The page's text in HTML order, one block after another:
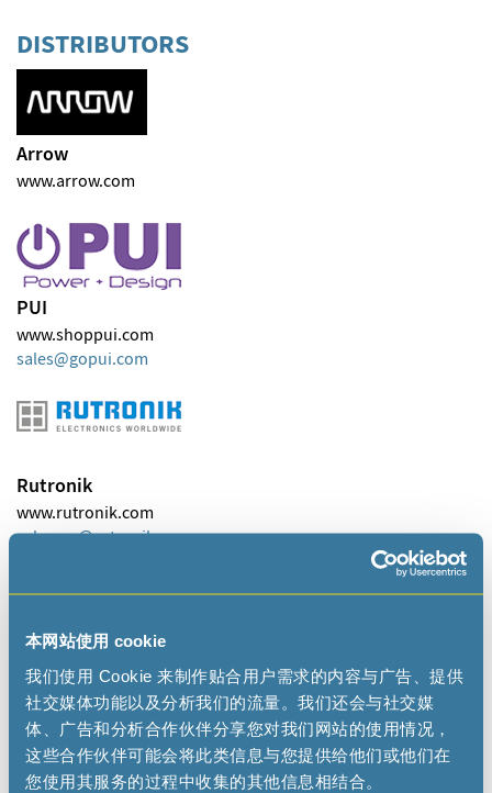
本网站使用 cookie
我们使用 Cookie 来制作贴合用户需求的内容与广告、提供
社交媒体功能以及分析我们的流量。我们还会与社交媒
体、广告和分析合作伙伴分享您对我们网站的使用情况，
这些合作伙伴可能会将此类信息与您提供给他们或他们在
您使用其服务的过程中收集的其他信息相结合。
DISTRIBUTORS
Arrow
www.arrow.com
PUI
www.shoppui.com
sales
gopui com
Rutronik
www.rutronik.com
sales-na
rutronik com
WDI USA Corporation
www.wdi-usa.com
sales
wdi-usa com